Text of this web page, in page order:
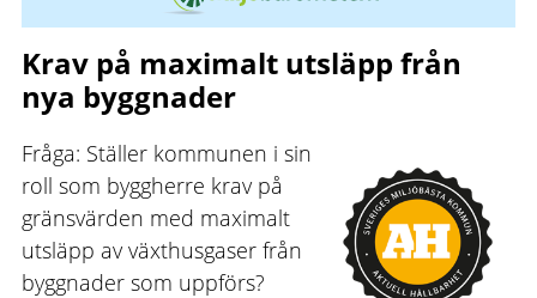
Krav på maximalt utsläpp från
nya byggnader
Fråga: Ställer kommunen i sin
roll som byggherre krav på
gränsvärden med maximalt
utsläpp av växthusgaser från
byggnader som uppförs?